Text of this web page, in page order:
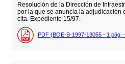
Resolución de la Dirección de
por la que se anuncia la adjudicación
cita. Expediente 15/97.
PDF (BOE-B-1997-13055 - 1 pág.